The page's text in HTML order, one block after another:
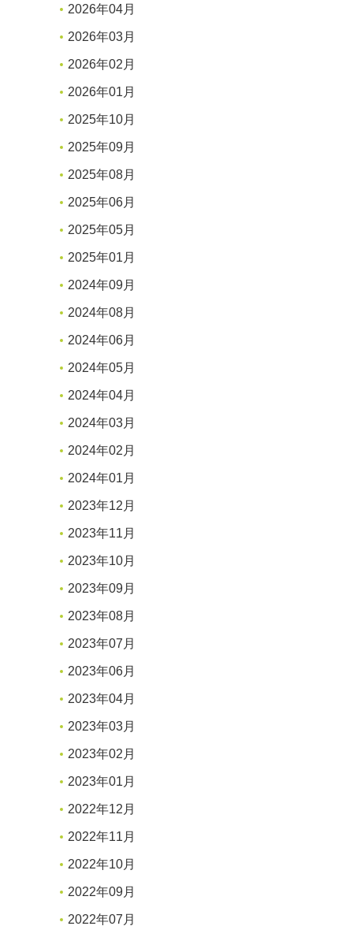
2026年04月
2026年03月
2026年02月
2026年01月
2025年10月
2025年09月
2025年08月
2025年06月
2025年05月
2025年01月
2024年09月
2024年08月
2024年06月
2024年05月
2024年04月
2024年03月
2024年02月
2024年01月
2023年12月
2023年11月
2023年10月
2023年09月
2023年08月
2023年07月
2023年06月
2023年04月
2023年03月
2023年02月
2023年01月
2022年12月
2022年11月
2022年10月
2022年09月
2022年07月